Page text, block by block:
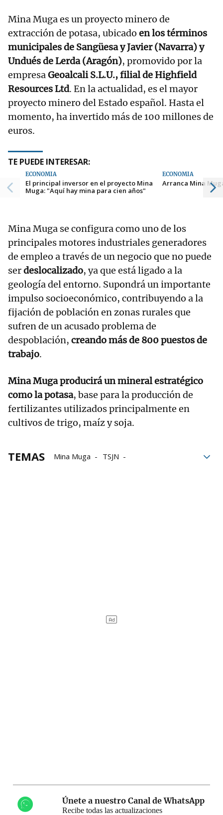
Mina Muga es un proyecto minero de
extracción de potasa, ubicado en los términos
municipales de Sangüesa y Javier (Navarra) y
Undués de Lerda (Aragón), promovido por la
empresaGeoalcali S.L.U., filial de Highfield
Resources Ltd. En la actualidad, es el mayor
proyecto minero del Estado español. Hasta el
momento, ha invertido más de 100 millones de
euros.
TE PUEDE INTERESAR:
ECONOMÍA
El principal inversor en el proyecto Mina
Muga: "Aquí hay mina para cien años"
ECONOMÍA
Arranca Mina
Mina Muga se configura como uno de los
principales motores industriales generadores
de empleo a través de un negocio que no puede
serdeslocalizado, ya que está ligado a la
geología del entorno. Supondrá un importante
impulso socioeconómico, contribuyendo a la
fijación de población en zonas rurales que
sufren de un acusado problema de
despoblación, creando más de 800 puestos de
trabajo.
Mina Muga producirá un mineral estratégico
como la potasa, base para la producción de
fertilizantes utilizados principalmente en
cultivos de trigo, maíz y soja.
TEMAS Mina Muga
TSJN
Únete a nuestro Canal de WhatsApp
Recibe todas las actualizaciones